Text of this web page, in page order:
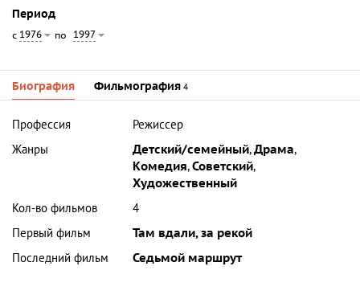
Период
с 1976 по 1997
Биография Фильмография 4
Профессия
Режиссер
Жанры
Детский/семейный,Драма,
Комедия,Советский,
Художественный
Кол-во фильмов
4
Первый фильм
Там вдали, за рекой
Последний фильм
Седьмой маршрут